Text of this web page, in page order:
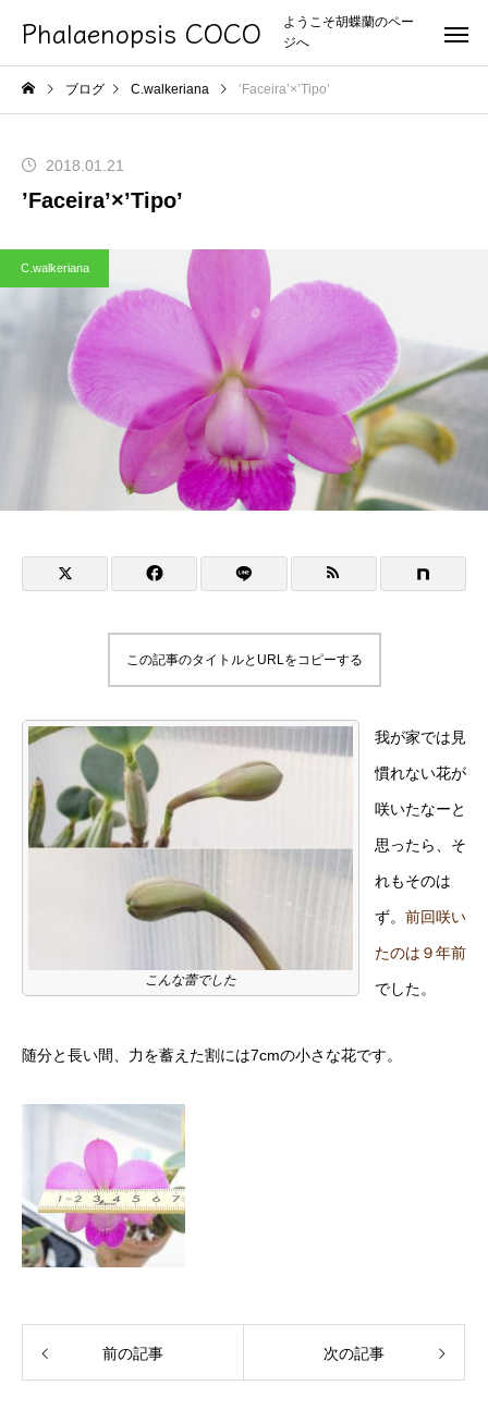
Phalaenopsis COCO
ようこそ胡蝶蘭のペー
ジへ
ブログ C.walkeriana ’Faceira’×’Tipo’
2018.01.21
’Faceira’×’Tipo’
C.walkeriana
この記事のタイトルとURLをコピーする
こんな蕾でした
我が家では見
慣れない花が
咲いたなーと
思ったら、そ
れもそのは
ず。 前回咲い
たのは９年前
でした。
随分と長い間、力を蓄えた割には7cmの小さな花です。
前の記事 次の記事